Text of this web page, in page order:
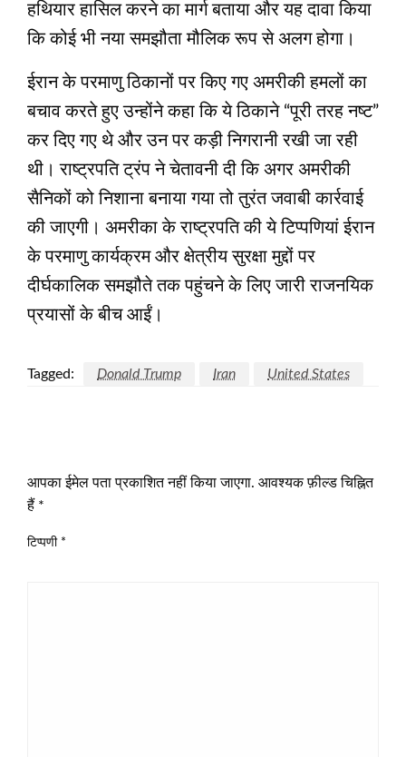
हथियार हासिल करने का मार्ग बताया और यह दावा किया
कि कोई भी नया समझौता मौलिक रूप से अलग होगा।
ईरान के परमाणु ठिकानों पर किए गए अमरीकी हमलों का
बचाव करते हुए उन्‍होंने कहा कि ये ठिकाने “पूरी तरह नष्ट”
कर दिए गए थे और उन पर कड़ी निगरानी रखी जा रही
थी। राष्‍ट्रपति ट्रंप ने चेतावनी दी कि अगर अमरीकी
सैनिकों को निशाना बनाया गया तो तुरंत जवाबी कार्रवाई
की जाएगी। अमरीका के राष्‍ट्रपति की ये टिप्पणियां ईरान
के परमाणु कार्यक्रम और क्षेत्रीय सुरक्षा मुद्दों पर
दीर्घकालिक समझौते तक पहुंचने के लिए जारी राजनयिक
प्रयासों के बीच आईं।
Tagged: Donald Trump Iran United States
आपका ईमेल पता प्रकाशित नहीं किया जाएगा. आवश्यक फ़ील्ड चिह्नित
हैं *
टिप्पणी *